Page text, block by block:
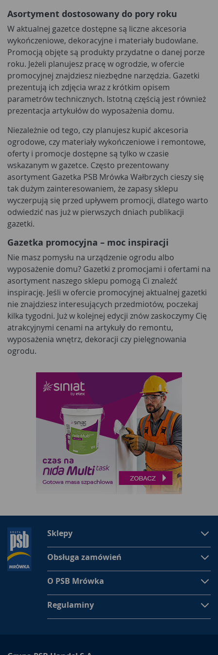
Asortyment dostosowany do pory roku
W aktualnej gazetce dostępne są liczne akcesoria
wykończeniowe, dekoracyjne i materiały budowlane.
Promocją objęte są produkty przydatne o danej porze
roku. Jeżeli planujesz pracę w ogrodzie, w ofercie
promocyjnej znajdziesz niezbędne narzędzia. Gazetki
prezentują ich zdjęcia wraz z krótkim opisem
parametrów technicznych. Istotną częścią jest również
prezentacja artykułów do wyposażenia domu.
Niezależnie od tego, czy planujesz kupić akcesoria
ogrodowe, czy materiały wykończeniowe i remontowe,
oferty i promocje dostępne są tylko w czasie
wskazanym w gazetce. Często prezentowany
asortyment Gazetka PSB Mrówka Wałbrzych cieszy się
tak dużym zainteresowaniem, że zapasy sklepu
wyczerpują się przed upływem promocji, dlatego warto
odwiedzić nas już w pierwszych dniach publikacji
gazetki.
Gazetka promocyjna – moc inspiracji
Nie masz pomysłu na urządzenie ogrodu albo
wyposażenie domu? Gazetki z promocjami i ofertami na
asortyment naszego sklepu pomogą Ci znaleźć
inspirację. Jeśli w ofercie promocyjnej aktualnej gazetki
nie znajdziesz interesujących przedmiotów, poczekaj
kilka tygodni. Już w kolejnej edycji znów zaskoczymy Cię
atrakcyjnymi cenami na artykuły do remontu,
wyposażenia wnętrz, dekoracji czy pielęgnowania
ogrodu.
Sklepy
Obsługa zamówień
O PSB Mrówka
Regulaminy